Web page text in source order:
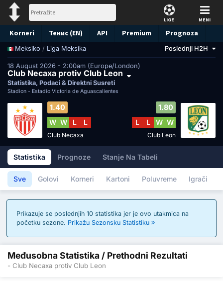
LIGE MENI
Korneri Тенис (EN) API Premium Prognoza
Meksiko / Liga Meksika Poslednji H2H
18 August 2026 - 2:00am (Europe/London)
Club Necaxa protiv Club Leon
Statistika, Podaci & Direktni Susreti
Stadion - Estadio Victoria de Aguascalientes
1.40
W W L L
Club Necaxa
1.80
L
L W W
Club Leon
Statistika Prognoze Stanje Na Tabeli
Sve Golovi Korneri Kartoni Poluvreme Igrači
Prikazuje se poslednjih 10 statistika jer je ovo utakmica na
početku sezone. Prikažu Sezonsku Statistiku
Međusobna Statistika / Prethodni Rezultati
- Club Necaxa protiv Club Leon